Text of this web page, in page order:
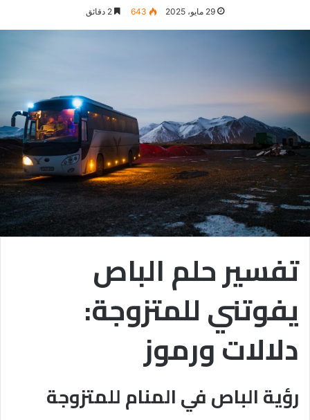
29 مايو، 2025 643
تفسير حلم الباص
يفوتني للمتزوجة:
دلالات ورموز
رؤية الباص في المنام للمتزوجة